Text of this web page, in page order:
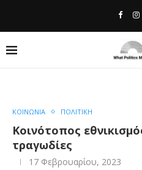
ΚΟΙΝΩΝΙΑ ΠΟΛΙΤΙΚΗ
Κοινότοπος
τραγωδίες
17 Φεβρουαρίου, 2023